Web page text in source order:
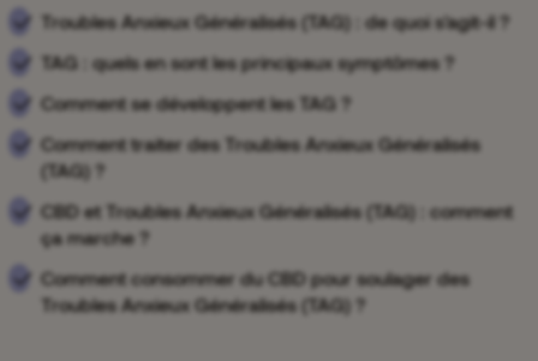
Troubles Anxieux Généralisés (TAG) : de quoi s'agit-il ?
TAG : quels en sont les principaux symptômes ?
Comment se développent les TAG ?
Comment traiter des Troubles Anxieux Généralisés
(TAG) ?
CBD et Troubles Anxieux Généralisés (TAG) : comment
ça marche ?
Comment consommer du CBD pour soulager des
Troubles Anxieux Généralisés (TAG) ?